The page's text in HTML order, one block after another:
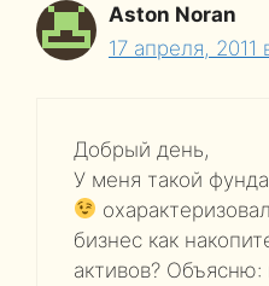
Aston Noran
17 апреля, 2011
Добрый день,
У меня такой
бизнес как
активов?